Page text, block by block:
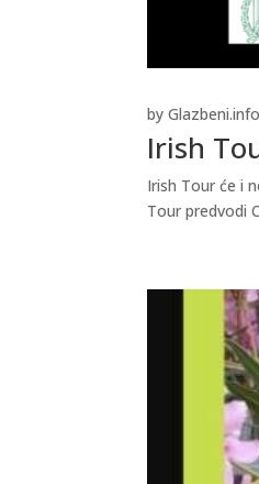
Irish
byGlazbeni.info
Irish Tour će i
Tour predvodi